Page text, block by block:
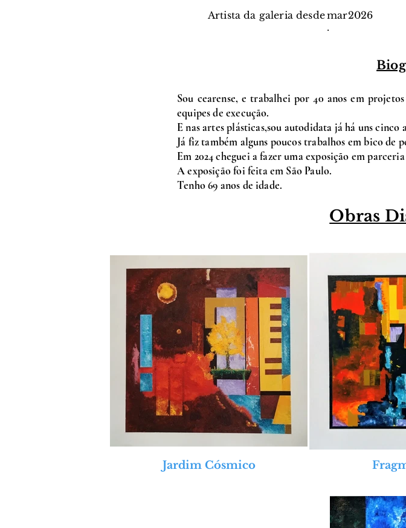
Artista da galeria desdemar
.
2026
Sou cearense, e trabalhei por 40 anos em
equipes de execução.
E nas artes plásticas,sou autodidata já há uns
Já fiz também alguns poucos trabalhos em bico de
Em 2024 cheguei a fazer uma exposição em
A exposição foi feita em São Paulo.
Tenho 69 anos de idade.
Obras
Jardim Cósmico